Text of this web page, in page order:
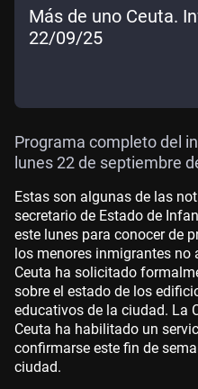
Más de uno Ceuta.
22/09/25
Programa completo del
lunes 22 de septiembre
Estas son algunas de las
secretario de Estado de
este lunes para conocer de
los menores inmigrantes no
Ceuta ha solicitado
sobre el estado de los
educativos de la ciudad. La
Ceuta ha habilitado un
confirmarse este fin de
ciudad.